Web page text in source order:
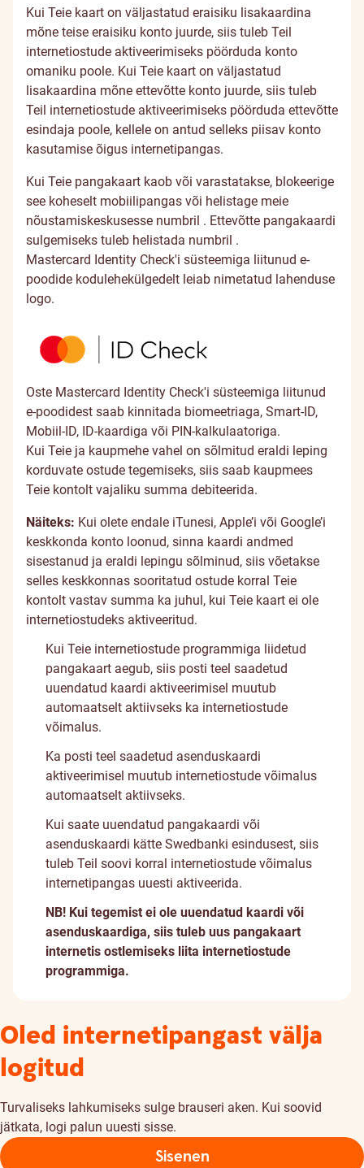
Kui Teie kaart on väljastatud eraisiku lisakaardina
mõne teise eraisiku konto juurde, siis tuleb Teil
internetiostude aktiveerimiseks pöörduda konto
omaniku poole. Kui Teie kaart on väljastatud
lisakaardina mõne ettevõtte konto juurde, siis tuleb
Teil internetiostude aktiveerimiseks pöörduda ettevõtte
esindaja poole, kellele on antud selleks piisav konto
kasutamise õigus internetipangas.
Kui Teie pangakaart kaob või varastatakse, blokeerige
see koheselt mobiilipangas või helistage meie
nõustamiskeskusesse numbril . Ettevõtte pangakaardi
sulgemiseks tuleb helistada numbril .
Mastercard Identity Check'i süsteemiga liitunud e-
poodide kodulehekülgedelt leiab nimetatud lahenduse
logo.
Oste Mastercard Identity Check'i süsteemiga liitunud
e-poodidest saab kinnitada biomeetriaga, Smart-ID,
Mobiil-ID, ID-kaardiga või PIN-kalkulaatoriga.
Kui Teie ja kaupmehe vahel on sõlmitud eraldi leping
korduvate ostude tegemiseks, siis saab kaupmees
Teie kontolt vajaliku summa debiteerida.
Näiteks: Kui olete endale iTunesi, Apple’i või Google’i
keskkonda konto loonud, sinna kaardi andmed
sisestanud ja eraldi lepingu sõlminud, siis võetakse
selles keskkonnas sooritatud ostude korral Teie
kontolt vastav summa ka juhul, kui Teie kaart ei ole
internetiostudeks aktiveeritud.
Kui Teie internetiostude programmiga liidetud
pangakaart aegub, siis posti teel saadetud
uuendatud kaardi aktiveerimisel muutub
automaatselt aktiivseks ka internetiostude
võimalus.
Ka posti teel saadetud asenduskaardi
aktiveerimisel muutub internetiostude võimalus
automaatselt aktiivseks.
Kui saate uuendatud pangakaardi või
asenduskaardi kätte Swedbanki esindusest, siis
tuleb Teil soovi korral internetiostude võimalus
internetipangas uuesti aktiveerida.
NB! Kui tegemist ei ole uuendatud kaardi või
asenduskaardiga, siis tuleb uus pangakaart
internetis ostlemiseks liita internetiostude
programmiga.
Oled internetipangast välja
logitud
Turvaliseks lahkumiseks sulge brauseri aken. Kui soovid
jätkata, logi palun uuesti sisse.
Sisenen